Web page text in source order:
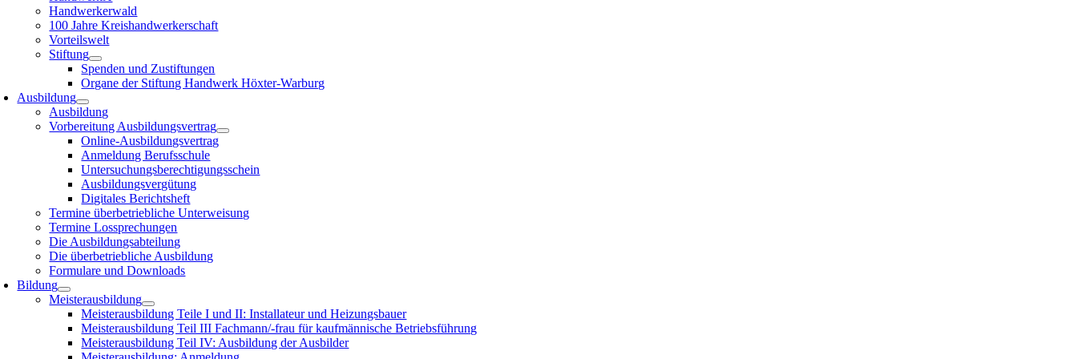
Handwerkerwald
100 Jahre Kreishandwerkerschaft
Vorteilswelt
Stiftung
Spenden und Zustiftungen
Organe der Stiftung Handwerk Höxter-Warburg
Ausbildung
Ausbildung
Vorbereitung Ausbildungsvertrag
Online-Ausbildungsvertrag
Anmeldung Berufsschule
Untersuchungsberechtigungsschein
Ausbildungsvergütung
Digitales Berichtsheft
Termine überbetriebliche Unterweisung
Termine Lossprechungen
Die Ausbildungsabteilung
Die überbetriebliche Ausbildung
Formulare und Downloads
Bildung
Meisterausbildung
Meisterausbildung Teile I und II: Installateur und Heizungsbauer
Meisterausbildung Teil III Fachmann/-frau für kaufmännische Betriebsführung
Meisterausbildung Teil IV: Ausbildung der Ausbilder